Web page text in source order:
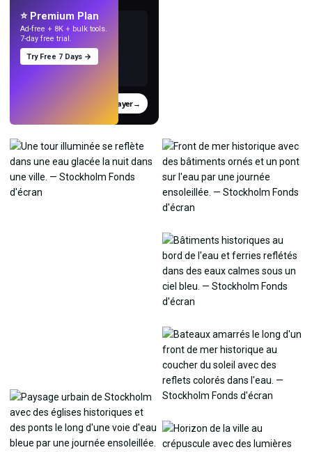
Essayer→
⭐ Premium Plan
Ad-free + 8K + bulk tools.
7-day free trial.
Try Free 7 Days →